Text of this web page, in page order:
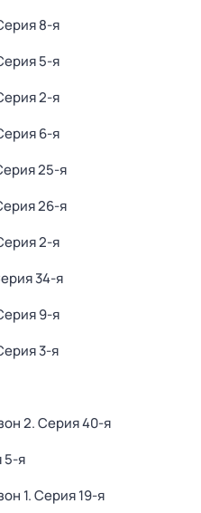
8-я
5-я
2-я
6-я
25-я
26-я
2-я
34-я
9-я
3-я
2. Серия 40-я
5-я
1. Серия 19-я